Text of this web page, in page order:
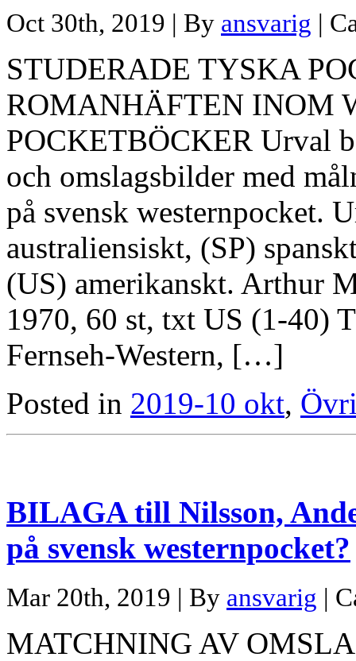
Oct 30th, 2019 | By ansvarig |
STUDERADE TYSKA
ROMANHÄFTEN INOM
POCKETBÖCKER Urval
och omslagsbilder med
på svensk westernpocket.
australiensiskt, (SP)
(US) amerikanskt. Arthur
1970, 60 st, txt US (1-40)
Fernseh-Western, […]
Posted in 2019-10 okt,
BILAGA till Nilsson,
på svensk westernpocket?
Mar 20th, 2019 | By ansvarig |
MATCHNING AV